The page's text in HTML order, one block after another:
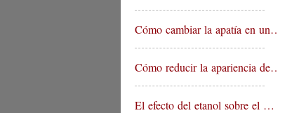
Cómo cambiar la apatía en un…
Cómo reducir la apariencia de…
El efecto del etanol sobre el …